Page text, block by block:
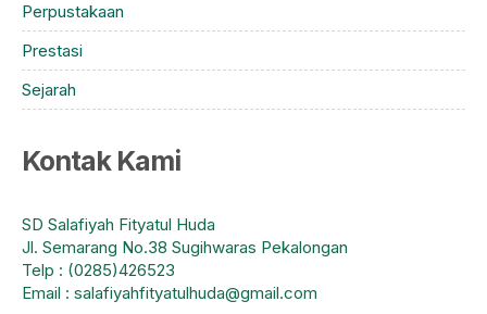
Perpustakaan
Prestasi
Sejarah
Kontak Kami
SD Salafiyah Fityatul Huda
Jl. Semarang No.38 Sugihwaras Pekalongan
Telp : (0285)426523
Email : salafiyahfityatulhuda@gmail.com